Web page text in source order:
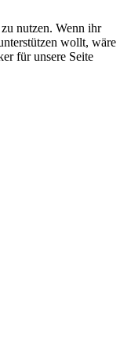
nutzen. Wenn ihr
wollt, wäre
für unsere Seite